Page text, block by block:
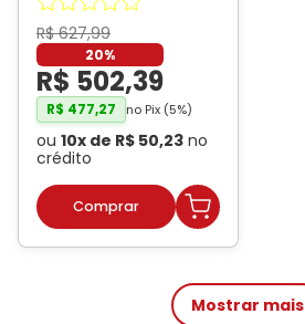
Collection Quadrado
1065 Cor Caramelo
DII COLLECTION
R$ 627,99
20%
R$ 502,39
R$ 477,27 no Pix (5%)
ou 10x de R$ 50,23 no
crédito
Mostrar mais